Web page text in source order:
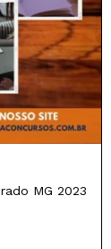
MG 2023